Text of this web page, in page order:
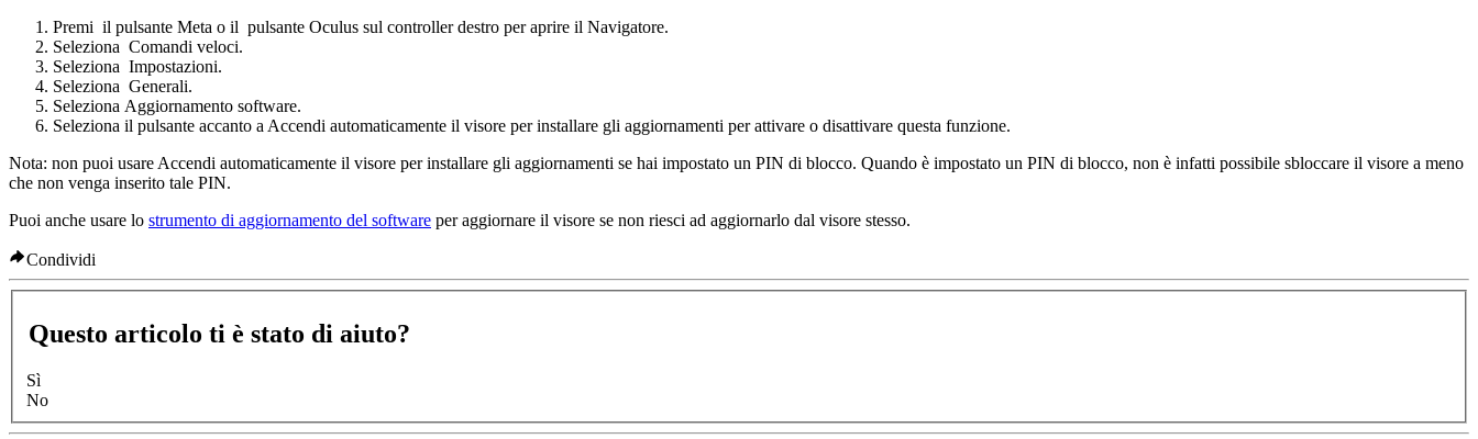
Premi il pulsante Meta o il pulsante Oculus sul controller destro per aprire il Navigatore.
Seleziona Comandi veloci.
Seleziona Impostazioni.
Seleziona Generali.
Seleziona Aggiornamento software.
Seleziona il pulsante accanto a Accendi automaticamente il visore per installare gli aggiornamenti per attivare o disattivare questa funzione.
Nota: non puoi usare Accendi automaticamente il visore per installare gli aggiornamenti se hai impostato un PIN di blocco. Quando è impostato un PIN di blocco, non è infatti possibile sbloccare il visore a meno
che non venga inserito tale PIN.
Puoi anche usare lo strumento di aggiornamento del software per aggiornare il visore se non riesci ad aggiornarlo dal visore stesso.
Condividi
Questo articolo ti è stato di aiuto?
Sì
No